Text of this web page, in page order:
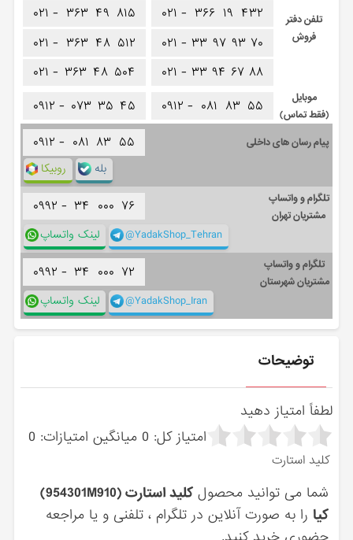
تلفن دفتر
فروش
۰۲۱ - ۳۶۶ ۱۹ ۴۳۲
۰۲۱ - ۳۳ ۹۷ ۹۳ ۷۰
۰۲۱ - ۳۳ ۹۴ ۶۷ ۸۸
۰۲۱ - ۳۶۳ ۴۹ ۸۱۵
۰۲۱ - ۳۶۳ ۴۸ ۵۱۲
۰۲۱ - ۳۶۳ ۴۸ ۵۰۴
موبایل
(فقط تماس)
۰۹۱۲ - ۰۸۱ ۸۳ ۵۵ ۰۹۱۲ - ۰۷۳ ۳۵ ۴۵
پیام رسان های داخلی ۰۹۱۲ - ۰۸۱ ۸۳ ۵۵
روبیکا بله
تلگرام و واتساپ
مشتریان تهران
۰۹۹۲ - ۳۴ ۰۰۰ ۷۶
لینک واتساپ @YadakShop_Tehran
تلگرام و واتساپ
مشتریان شهرستان
۰۹۹۲ - ۳۴ ۰۰۰ ۷۲
لینک واتساپ @YadakShop_Iran
توضیحات
لطفاً امتیاز دهید
امتیاز کل: 0 میانگین امتیازات: 0
كليد استارت
شما می توانید محصول
كليد استارت (954301M910)
کیا را به صورت آنلاین در تلگرام ، تلفنی و یا مراجعه